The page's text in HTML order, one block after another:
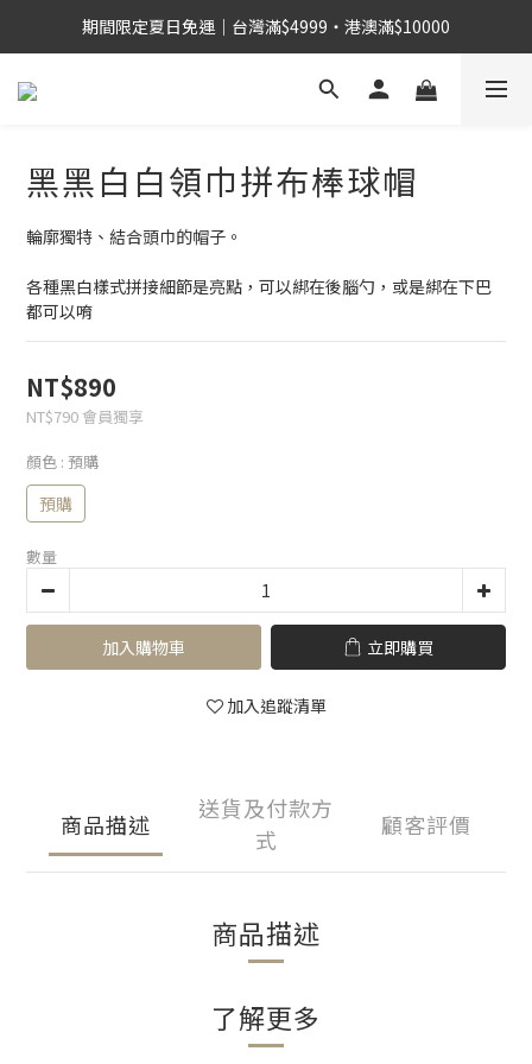
期間限定夏日免運｜台灣滿$4999・港澳滿$10000
黑黑白白領巾拼布棒球帽
輪廓獨特、結合頭巾的帽子。
各種黑白樣式拼接細節是亮點，可以綁在後腦勺，或是綁在下巴
都可以唷
NT$890
NT$790 會員獨享
顏色 : 預購
預購
數量
加入購物車 立即購買
加入追蹤清單
商品描述
送貨及付款方
式
顧客評價
商品描述
了解更多